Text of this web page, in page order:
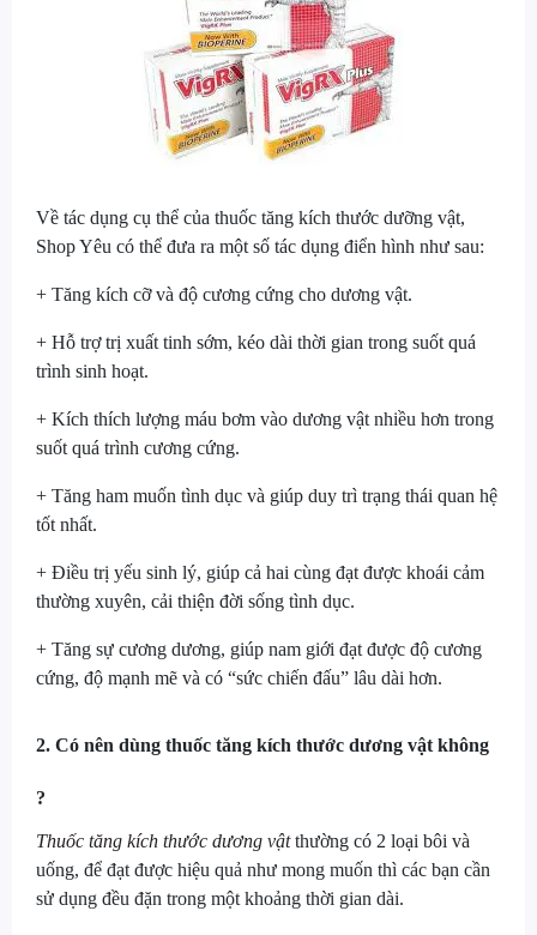
Về tác dụng cụ thể của thuốc tăng kích thước dưỡng vật,
Shop Yêu có thể đưa ra một số tác dụng điển hình như sau:
+ Tăng kích cỡ và độ cương cứng cho dương vật.
+ Hỗ trợ trị xuất tinh sớm, kéo dài thời gian trong suốt quá
trình sinh hoạt.
+ Kích thích lượng máu bơm vào dương vật nhiều hơn trong
suốt quá trình cương cứng.
+ Tăng ham muốn tình dục và giúp duy trì trạng thái quan hệ
tốt nhất.
+ Điều trị yếu sinh lý, giúp cả hai cùng đạt được khoái cảm
thường xuyên, cải thiện đời sống tình dục.
+ Tăng sự cương dương, giúp nam giới đạt được độ cương
cứng, độ mạnh mẽ và có “sức chiến đấu” lâu dài hơn.
2. Có nên dùng thuốc tăng kích thước dương vật không
?
Thuốc tăng kích thước dương vậtthường có 2 loại bôi và
uống, để đạt được hiệu quả như mong muốn thì các bạn cần
sử dụng đều đặn trong một khoảng thời gian dài.